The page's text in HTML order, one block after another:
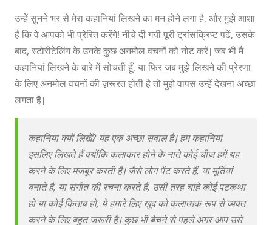
उन्हें सुनने भर से मेरा कहानियां लिखने का मन होने लगा है, और मुझे आशा
है कि वे आपको भी प्रेरित करेंगे! नीचे दी गयी पूरी ट्रांसक्रिप्ट पढ़ें, उसके
बाद, स्टोरीटेलिंग के उनके कुछ अनमोल वचनों को नोट करें। जब भी मैं
कहानियां लिखने के बारे में सोचती हूँ, या फिर जब मुझे लिखने की प्रेरणा
के लिए अनमोल वचनों की ज़रूरत होती है तो मुझे वापस उन्हें देखना अच्छा
लगता है।
कहानियां क्यों लिखें? यह एक अच्छा सवाल है। हम कहानियां
इसलिए लिखते हैं क्योंकि कलाकार होने के नाते कोई चीज हमें यह
करने के लिए मजबूर करती है। जैसे लोग पेंट करते हैं, या मूर्तियां
बनाते हैं, या संगीत की रचना करते हैं, उसी तरह चाहे कोई पटकथा
हो या कोई किताब हो, ये हमारे लिए खुद को कलात्मक रूप से व्यक्त
करने के लिए बहुत जरूरी है। कुछ भी बेचने से पहले अगर आप उसे